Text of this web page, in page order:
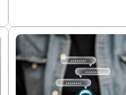
różnice, które pomagają
ograniczyć ryzyko
artykułu dowiesz się:
stresu kiedy ma sens i jaki
wybrać Abonament dla
gdy pojawiają się pierwsze
do szkoły, na treningi, wyjazdy
tym momencie telefon pełni już
kontaktową i bezpieczeństwo